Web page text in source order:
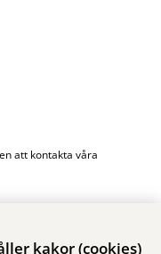
kakor (cookies)
att kontakta våra